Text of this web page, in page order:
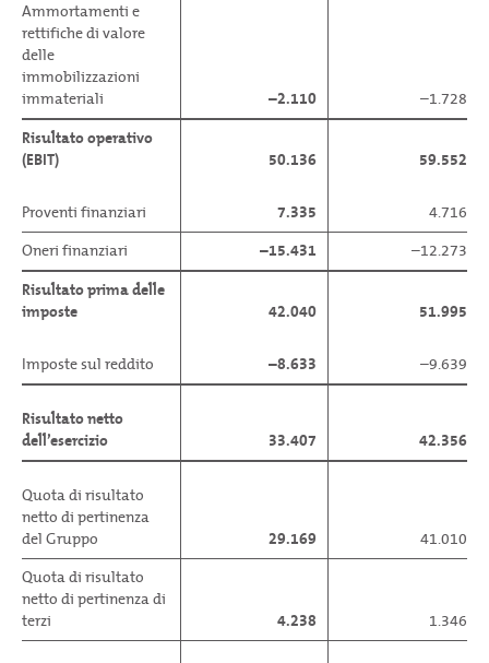
Ammortamenti e
rettifiche di valore
delle
immobilizzazioni
immateriali
–2.110
–1.728
Risultato operativo
(EBIT)
50.136 59.552
Proventi finanziari 7.335
4.716
Oneri finanziari
–15.431
–12.273
Risultato prima delle
imposte
42.040 51.995
Imposte sul reddito –8.633 –9.639
Risultato netto
dell’esercizio
33.407 42.356
Quota di risultato
netto di pertinenza
del Gruppo
29.169
41.010
Quota di risultato
netto di pertinenza di
terzi
4.238 1.346